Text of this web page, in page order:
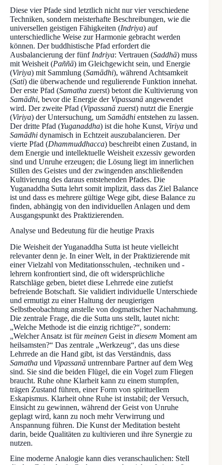
Diese vier Pfade sind letztlich nicht nur vier verschiedene
Techniken, sondern meisterhafte Beschreibungen, wie die
universellen geistigen Fähigkeiten (Indriya) auf
unterschiedliche Weise zur Harmonie gebracht werden
können. Der buddhistische Pfad erfordert die
Ausbalancierung der fünf Indriya: Vertrauen (Saddhā) muss
mit Weisheit (Paññā) im Gleichgewicht sein, und Energie
(Viriya) mit Sammlung (Samādhi), während Achtsamkeit
(Sati) die überwachende und regulierende Funktion innehat.
Der erste Pfad (Samatha zuerst) betont die Kultivierung von
Samādhi, bevor die Energie der Vipassanā angewendet
wird. Der zweite Pfad (Vipassanā zuerst) nutzt die Energie
(Viriya) der Untersuchung, um Samādhi entstehen zu lassen.
Der dritte Pfad (Yuganaddha) ist die hohe Kunst, Viriya und
Samādhi dynamisch in Echtzeit auszubalancieren. Der
vierte Pfad (Dhammuddhacca) beschreibt einen Zustand, in
dem Energie und intellektuelle Weisheit exzessiv geworden
sind und Unruhe erzeugen; die Lösung liegt im innerlichen
Stillen des Geistes und der zwingenden anschließenden
Kultivierung des daraus entstehenden Pfades. Die
Yuganaddha Sutta lehrt somit implizit, dass das Ziel Balance
ist und dass es mehrere gültige Wege gibt, diese Balance zu
finden, abhängig von den individuellen Anlagen und dem
Ausgangspunkt des Praktizierenden.
Analyse und Bedeutung für die heutige Praxis
Die Weisheit der Yuganaddha Sutta ist heute vielleicht
relevanter denn je. In einer Welt, in der Praktizierende mit
einer Vielzahl von Meditationsschulen, -techniken und -
lehrern konfrontiert sind, die oft widersprüchliche
Ratschläge geben, bietet diese Lehrrede eine zutiefst
befreiende Botschaft. Sie validiert individuelle Unterschiede
und ermutigt zu einer Haltung der neugierigen
Selbstbeobachtung anstelle von dogmatischer Nachahmung.
Die zentrale Frage, die die Sutta uns stellt, lautet nicht:
„Welche Methode ist die einzig richtige?“, sondern:
„Welcher Ansatz ist fürmeinen Geist in diesem Moment am
heilsamsten?“ Das zentrale „Werkzeug“, das uns diese
Lehrrede an die Hand gibt, ist das Verständnis, dass
Samatha und Vipassanā untrennbare Partner auf dem Weg
sind. Sie sind die beiden Flügel, die ein Vogel zum Fliegen
braucht. Ruhe ohne Klarheit kann zu einem stumpfen,
trägen Zustand führen, einer Form von spirituellem
Eskapismus. Klarheit ohne Ruhe ist instabil; der Versuch,
Einsicht zu gewinnen, während der Geist von Unruhe
geplagt wird, kann zu noch mehr Verwirrung und
Anspannung führen. Die Kunst der Meditation besteht
darin, beide Qualitäten zu kultivieren und ihre Synergie zu
nutzen.
Eine moderne Analogie kann dies veranschaulichen: Stell